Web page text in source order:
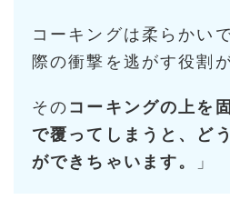
コーキングは柔らかい
際の衝撃を逃がす役割
そのコーキングの上を
で覆ってしまうと、ど
ができちゃいます。
」